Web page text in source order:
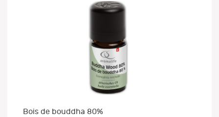
Bois de bouddha 80%